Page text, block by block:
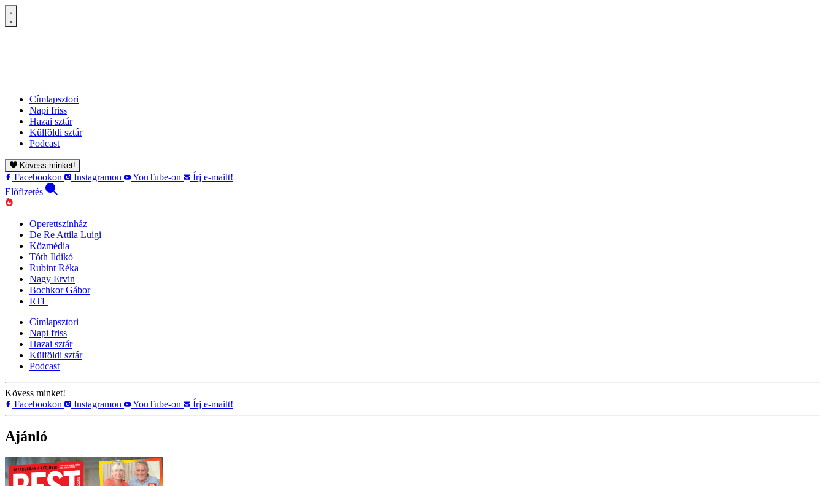
Címlapsztori
Napi friss
Hazai sztár
Külföldi sztár
Podcast
Kövess minket!
Facebookon Instagramon YouTube-on
Írj e-mailt!
Előfizetés
Operettszínház
De Re Attila Luigi
Közmédia
Tóth Ildikó
Rubint Réka
Nagy Ervin
Bochkor Gábor
RTL
Címlapsztori
Napi friss
Hazai sztár
Külföldi sztár
Podcast
Kövess minket!
Facebookon
Instagramon YouTube-on Írj e-mailt!
Ajánló